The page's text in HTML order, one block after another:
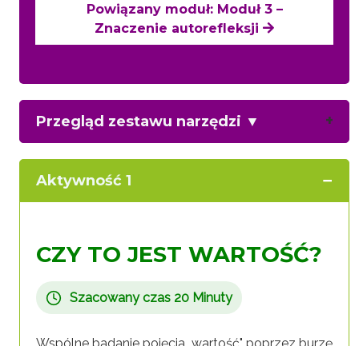
Powiązany moduł: Moduł 3 –
Znaczenie autorefleksji
Przegląd zestawu narzędzi ▼
Aktywność 1
CZY TO JEST WARTOŚĆ?
Szacowany czas 20 Minuty